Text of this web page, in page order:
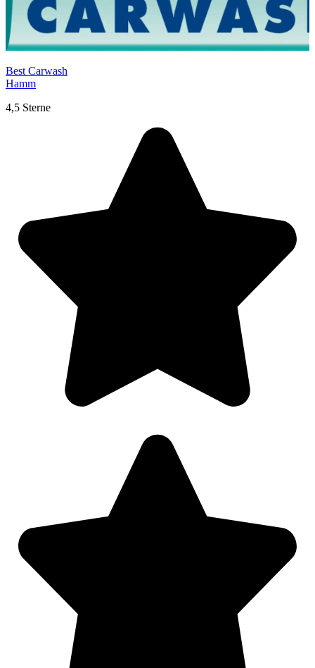
Best Carwash
Hamm
4,5 Sterne